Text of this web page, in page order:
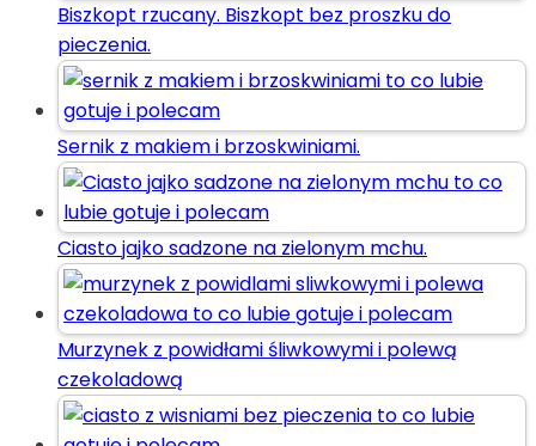
Biszkopt rzucany. Biszkopt bez proszku do
pieczenia.
Sernik z makiem i brzoskwiniami.
Ciasto jajko sadzone na zielonym mchu.
Murzynek z powidłami śliwkowymi i polewą
czekoladową